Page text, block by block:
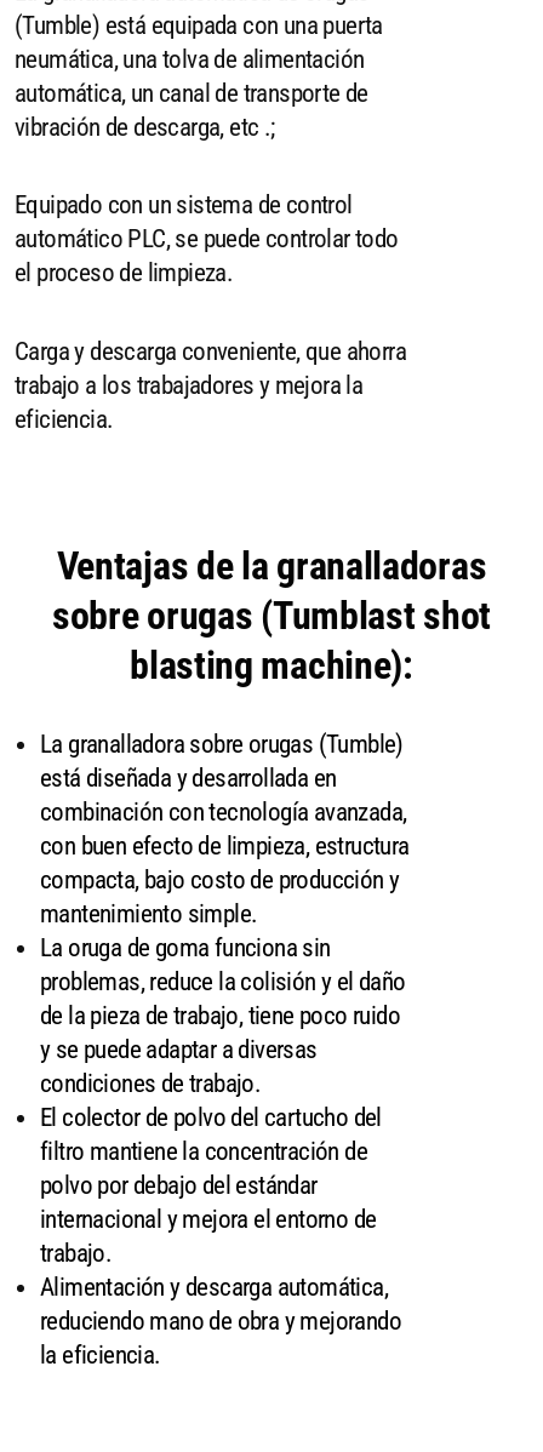
(Tumble) está equipada con una puerta
neumática, una tolva de alimentación
automática, un canal de transporte de
vibración de descarga, etc .;
Equipado con un sistema de control
automático PLC, se puede controlar todo
el proceso de limpieza.
Carga y descarga conveniente, que ahorra
trabajo a los trabajadores y mejora la
eficiencia.
Ventajas de la granalladoras
sobre orugas (Tumblast shot
blasting machine):
La granalladora sobre orugas (Tumble)
está diseñada y desarrollada en
combinación con tecnología avanzada,
con buen efecto de limpieza, estructura
compacta, bajo costo de producción y
mantenimiento simple.
La oruga de goma funciona sin
problemas, reduce la colisión y el daño
de la pieza de trabajo, tiene poco ruido
y se puede adaptar a diversas
condiciones de trabajo.
El colector de polvo del cartucho del
filtro mantiene la concentración de
polvo por debajo del estándar
internacional y mejora el entorno de
trabajo.
Alimentación y descarga automática,
reduciendo mano de obra y mejorando
la eficiencia.